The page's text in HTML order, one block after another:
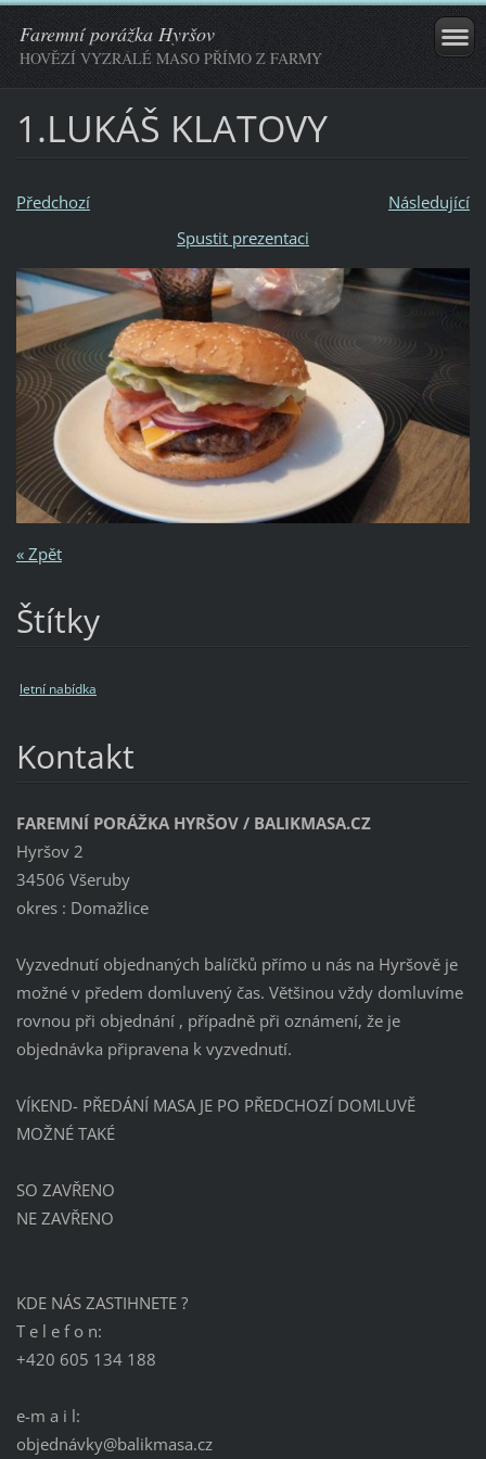
Faremní porážka Hyršov
HOVĚZÍ VYZRÁLÉ MASO PŘÍMO Z FARMY
1.LUKÁŠ KLATOVY
Předchozí
Následující
Spustit prezentaci
« Zpět
Štítky
letní nabídka
Kontakt
FAREMNÍ PORÁŽKA HYRŠOV / BALIKMASA.CZ
Hyršov 2
34506 Všeruby
okres : Domažlice
Vyzvednutí objednaných balíčků přímo u nás na Hyršově je
možné v předem domluvený čas. Většinou vždy domluvíme
rovnou při objednání , případně při oznámení, že je
objednávka připravena k vyzvednutí.
VÍKEND- PŘEDÁNÍ MASA JE PO PŘEDCHOZÍ DOMLUVĚ
MOŽNÉ TAKÉ
SO ZAVŘENO
NE ZAVŘENO
KDE NÁS ZASTIHNETE ?
T e l e f o n:
+420 605 134 188
e-m a i l:
objednávky@balikmasa.cz